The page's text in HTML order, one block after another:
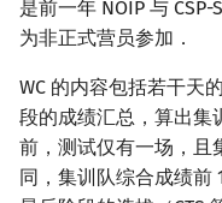
是前一年 NOIP 与
为非正式营员参加．
WC 的内容包括若干天
段的成绩汇总，算出集
前，测试仅有一场，且
同，集训队综合成绩前